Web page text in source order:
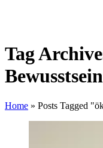
Tag
Home » Posts Tagged